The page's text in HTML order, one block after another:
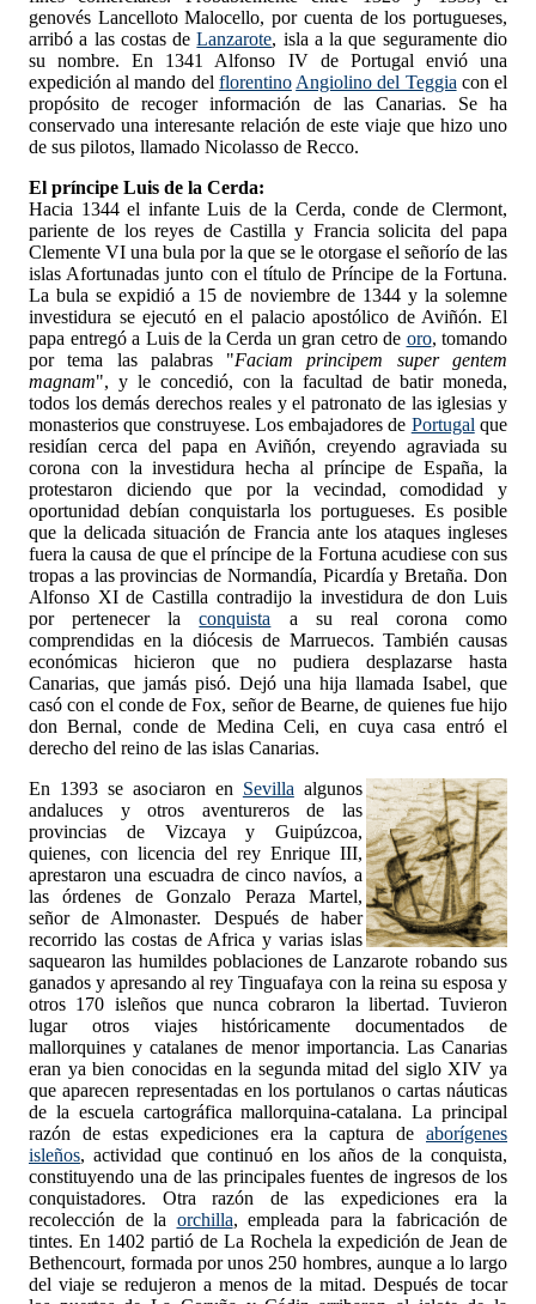
genovés Lancelloto Malocello, por cuenta de los portugueses,
arribó a las costas deLanzarote, isla a la que seguramente dio
su nombre. En 1341 Alfonso IV de Portugal envió una
expedición al mando del florentino Angiolino del Teggia con el
propósito de recoger información de las Canarias. Se ha
conservado una interesante relación de este viaje que hizo uno
de sus pilotos, llamado Nicolasso de Recco.
El príncipe Luis de la Cerda:
Hacia 1344 el infante Luis de la Cerda, conde de Clermont,
pariente de los reyes de Castilla y Francia solicita del papa
Clemente VI una bula por la que se le otorgase el señorío de las
islas Afortunadas junto con el título de Príncipe de la Fortuna.
La bula se expidió a 15 de noviembre de 1344 y la solemne
investidura se ejecutó en el palacio apostólico de Aviñón. El
papa entregó a Luis de la Cerda un gran cetro de oro, tomando
por tema las palabras "Faciam principem super gentem
magnam", y le concedió, con la facultad de batir moneda,
todos los demás derechos reales y el patronato de las iglesias y
monasterios que construyese. Los embajadores de Portugal que
residían cerca del papa en Aviñón, creyendo agraviada su
corona con la investidura hecha al príncipe de España, la
protestaron diciendo que por la vecindad, comodidad y
oportunidad debían conquistarla los portugueses. Es posible
que la delicada situación de Francia ante los ataques ingleses
fuera la causa de que el príncipe de la Fortuna acudiese con sus
tropas a las provincias de Normandía, Picardía y Bretaña. Don
Alfonso XI de Castilla contradijo la investidura de don Luis
por pertenecer laconquista a su real corona como
comprendidas en la diócesis de Marruecos. También causas
económicas hicieron que no pudiera desplazarse hasta
Canarias, que jamás pisó. Dejó una hija llamada Isabel, que
casó con el conde de Fox, señor de Bearne, de quienes fue hijo
don Bernal, conde de Medina Celi, en cuya casa entró el
derecho del reino de las islas Canarias.
En 1393 se asociaron en Sevilla algunos
andaluces y otros aventureros de las
provincias de Vizcaya y Guipúzcoa,
quienes, con licencia del rey Enrique III,
aprestaron una escuadra de cinco navíos, a
las órdenes de Gonzalo Peraza Martel,
señor de Almonaster. Después de haber
recorrido las costas de Africa y varias islas
saquearon las humildes poblaciones de Lanzarote robando sus
ganados y apresando al rey Tinguafaya con la reina su esposa y
otros 170 isleños que nunca cobraron la libertad. Tuvieron
lugar otros viajes históricamente documentados de
mallorquines y catalanes de menor importancia. Las Canarias
eran ya bien conocidas en la segunda mitad del siglo XIV ya
que aparecen representadas en los portulanos o cartas náuticas
de la escuela cartográfica mallorquina-catalana. La principal
razón de estas expediciones era la captura de aborígenes
isleños, actividad que continuó en los años de la conquista,
constituyendo una de las principales fuentes de ingresos de los
conquistadores. Otra razón de las expediciones era la
recolección de la orchilla, empleada para la fabricación de
tintes. En 1402 partió de La Rochela la expedición de Jean de
Bethencourt, formada por unos 250 hombres, aunque a lo largo
del viaje se redujeron a menos de la mitad. Después de tocar